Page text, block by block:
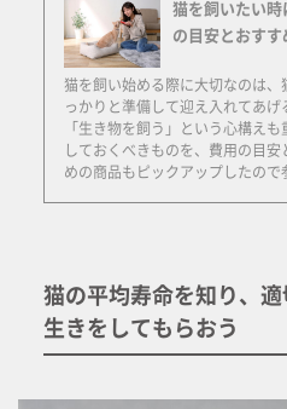
猫を飼いたい
の目安とおす
猫を飼い始める際に大切なのは
っかりと準備して迎え入れてあ
「生き物を飼う」という心構え
しておくべきものを、費用の目
めの商品もピックアップしたので
猫の平均寿命を知り、
生きをしてもらおう